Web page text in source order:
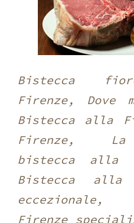
Bistecca
Firenze, Dove
Bistecca alla
Firenze,
bistecca alla
Bistecca alla
eccezionale,
Firenze